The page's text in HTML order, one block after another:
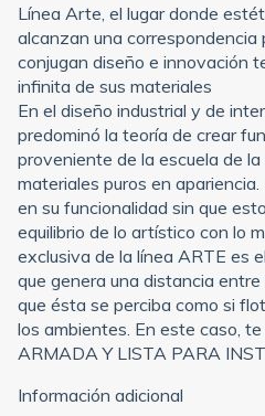
Línea Arte, el lugar donde
alcanzan una
conjugan diseño e innovación
infinita de sus materiales
En el diseño industrial y de
predominó la teoría de crear
proveniente de la escuela de
materiales puros en
en su funcionalidad sin que
equilibrio de lo artístico con lo
exclusiva de la línea ARTE es
que genera una distancia
que ésta se perciba como si
los ambientes. En este caso,
ARMADA Y LISTA PARA
Información adicional